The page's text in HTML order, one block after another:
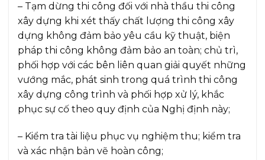
– Tạm dừng thi công đối với nhà thầu thi công
xây dựng khi xét thấy chất lượng thi công xây
dựng không đảm bảo yêu cầu kỹ thuật, biện
pháp thi công không đảm bảo an toàn; chủ trì,
phối hợp với các bên liên quan giải quyết những
vướng mắc, phát sinh trong quá trình thi công
xây dựng công trình và phối hợp xử lý, khắc
phục sự cố theo quy định của Nghị định này;
– Kiểm tra tài liệu phục vụ nghiệm thu; kiểm tra
và xác nhận bản vẽ hoàn công;